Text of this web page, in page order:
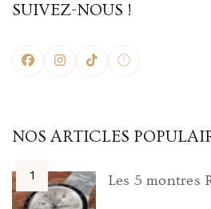
SUIVEZ-NOUS !
NOS ARTICLES
Les 5 montres